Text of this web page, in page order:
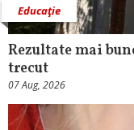
Educaţie
Rezultate mai
trecut
07 Aug, 2026